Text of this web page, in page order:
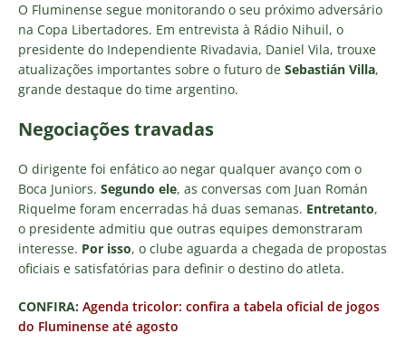
O Fluminense segue monitorando o seu próximo adversário
na Copa Libertadores. Em entrevista à Rádio Nihuil, o
presidente do Independiente Rivadavia, Daniel Vila, trouxe
atualizações importantes sobre o futuro de Sebastián Villa,
grande destaque do time argentino.
Negociações travadas
O dirigente foi enfático ao negar qualquer avanço com o
Boca Juniors. Segundo ele, as conversas com Juan Román
Riquelme foram encerradas há duas semanas. Entretanto,
o presidente admitiu que outras equipes demonstraram
interesse. Por isso, o clube aguarda a chegada de propostas
oficiais e satisfatórias para definir o destino do atleta.
CONFIRA: Agenda tricolor: confira a tabela oficial de jogos
do Fluminense até agosto